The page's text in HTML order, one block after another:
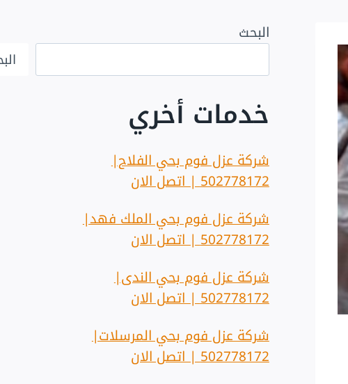
البحث
خدمات أخري
شركة عزل فوم بحي الفلاح|
502778172 | اتصل الان
شركة عزل فوم بحي الملك فهد|
502778172 | اتصل الان
شركة عزل فوم بحي الندى|
502778172 | اتصل الان
شركة عزل فوم بحي المرسلات|
502778172 | اتصل الان